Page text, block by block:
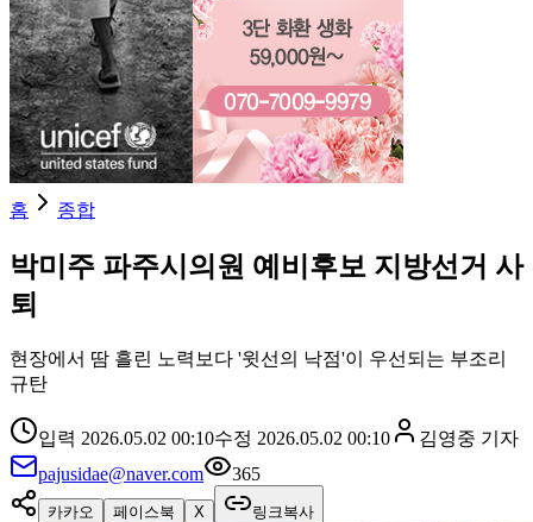
홈 종합
박미주 파주시의원 예비후보 지방선거 사
퇴
현장에서 땀 흘린 노력보다 '윗선의 낙점'이 우선되는 부조리
규탄
입력 2026.05.02 00:10수정 2026.05.02 00:10 김영중 기자
pajusidae@naver.com
365
카카오 페이스북 X 링크복사